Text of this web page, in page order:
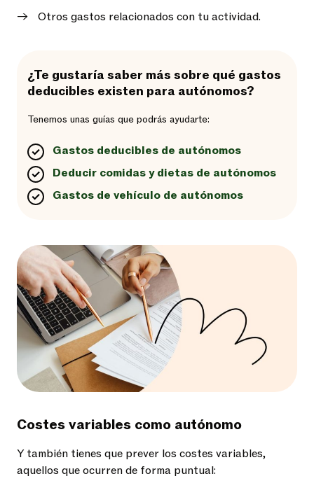
Otros gastos relacionados con tu actividad.
¿Te gustaría saber más sobre qué gastos
deducibles existen para autónomos?
Tenemos unas guías que podrás ayudarte:
Gastos deducibles de autónomos
Deducir comidas y dietas de autónomos
Gastos de vehículo de autónomos
Costes variables como autónomo
Y también tienes que prever los costes variables,
aquellos que ocurren de forma puntual: